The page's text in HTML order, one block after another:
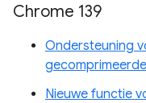
Chrome 139
Ondersteuning
Nieuwe functie